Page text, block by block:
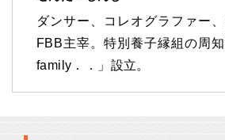
ダンサー、コレオグラファー
FBB主宰。特別養子縁組の周
family．．」設立。